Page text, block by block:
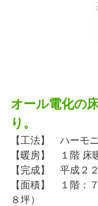
オール電化の
り。
【工法】 ハーモ
【暖房】 １階 床
【完成】 平成２
【面積】 １階：
８坪）